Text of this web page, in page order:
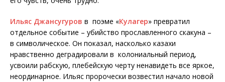
Ильяс Джансугуров в поэме «Кулагер» превратил
отдельное событие – убийство прославленного скакуна –
в символическое. Он показал, насколько казахи
нравственно деградировали в колониальный период,
усвоили рабскую, плебейскую черту ненавидеть все яркое,
неординарное. Ильяс пророчески возвестил начало новой